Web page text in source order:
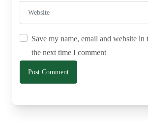
Save my name, email and website in
the next time I comment